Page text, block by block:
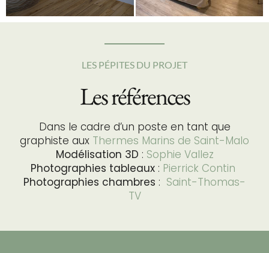
LES PÉPITES DU PROJET
Les références
Dans le cadre d’un poste en tant que
graphiste aux Thermes Marins de Saint-Malo
Modélisation 3D : Sophie Vallez
Photographies tableaux : Pierrick Contin
Photographies chambres : Saint-Thomas-
TV